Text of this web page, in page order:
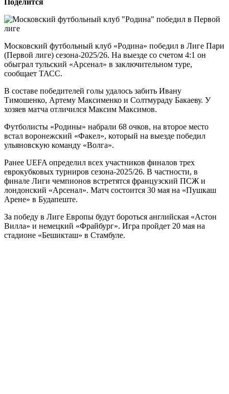
Московский футбольный клуб «Родина» победил в Лиге Пари
(Первой лиге) сезона-2025/26. На выезде со счетом 4:1 он
обыграл тульский «Арсенал» в заключительном туре,
сообщает ТАСС.
В составе победителей голы удалось забить Ивану
Тимошенко, Артему Максименко и Солтмураду Бакаеву. У
хозяев матча отличился Максим Максимов.
Футболисты «Родины» набрали 68 очков, на второе место
встал воронежский «Факел», который на выезде победил
ульяновскую команду «Волга».
Ранее UEFA определил всех участников финалов трех
еврокубковых турниров сезона-2025/26. В частности, в
финале Лиги чемпионов встретятся французский ПСЖ и
лондонский «Арсенал». Матч состоится 30 мая на «Пушкаш
Арене» в Будапеште.
За победу в Лиге Европы будут бороться английская «Астон
Вилла» и немецкий «Фрайбург». Игра пройдет 20 мая на
стадионе «Бешикташ» в Стамбуле.